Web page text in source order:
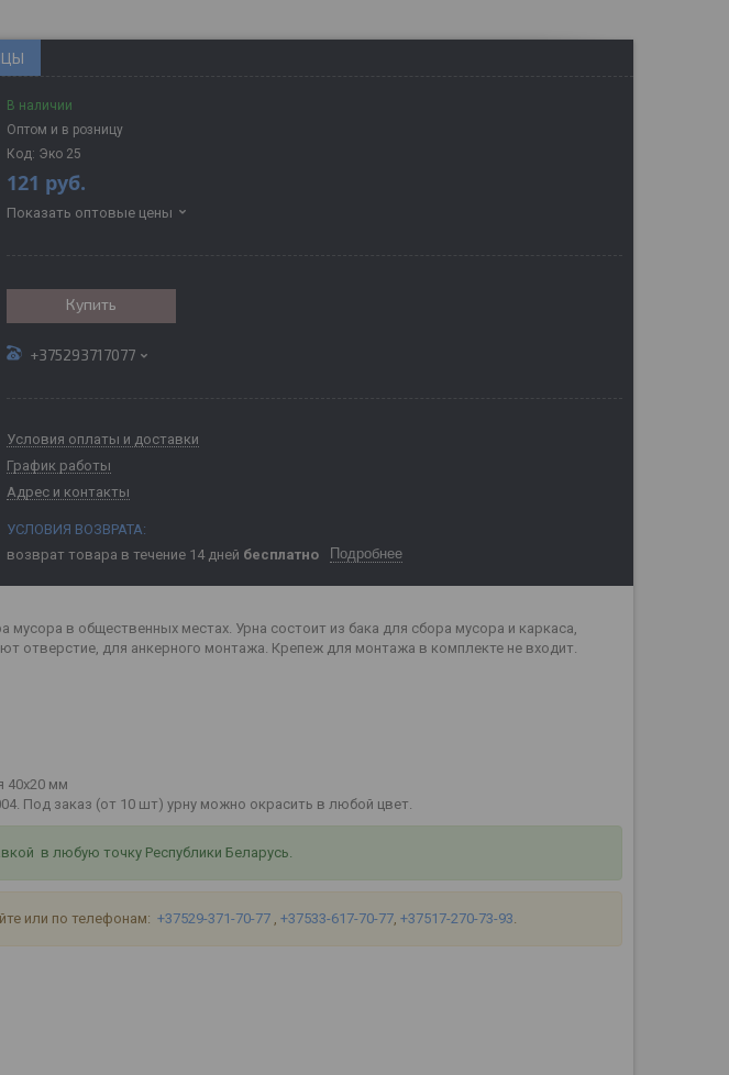
В наличии
Оптом и в розницу
Код: Эко 25
121 руб.
Показать оптовые цены
Купить
+375293717077
Условия оплаты и доставки
График работы
Адрес и контакты
возврат товара в течение 14 дней бесплатно Подробнее
мусора в общественных местах. Урна состоит из бака для сбора мусора и каркаса,
отверстие, для анкерного монтажа. Крепеж для монтажа в комплекте не входит.
40х20 мм
Под заказ (от 10 шт) урну можно окрасить в любой цвет.
в любую точку Республики Беларусь.
или по телефонам: +37529-371-70-77 +37533-617-70-77 +37517-270-73-93